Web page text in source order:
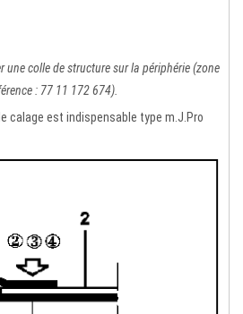
une colle de structure sur la périphérie (zone
: 77 11 172 674).
calage est indispensable type m.J.Pro